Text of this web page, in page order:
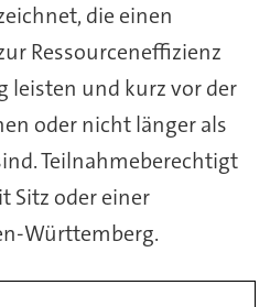
die einen
Ressourceneffizienz
und kurz vor der
oder nicht länger als
Teilnahmeberechtigt
Sitz oder einer
Württemberg.